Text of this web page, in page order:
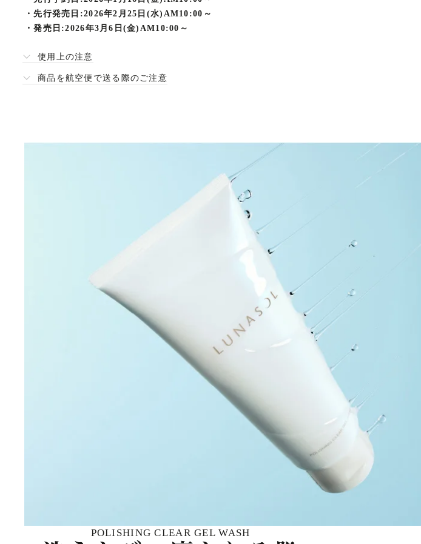
詳
細
・先行発売日:2026年2月25日(水)AM10:00～
・発売日:2026年3月6日(金)AM10:00～
使用上の注意
商品を航空便で送る際のご注意
POLISHING CLEAR GEL WASH